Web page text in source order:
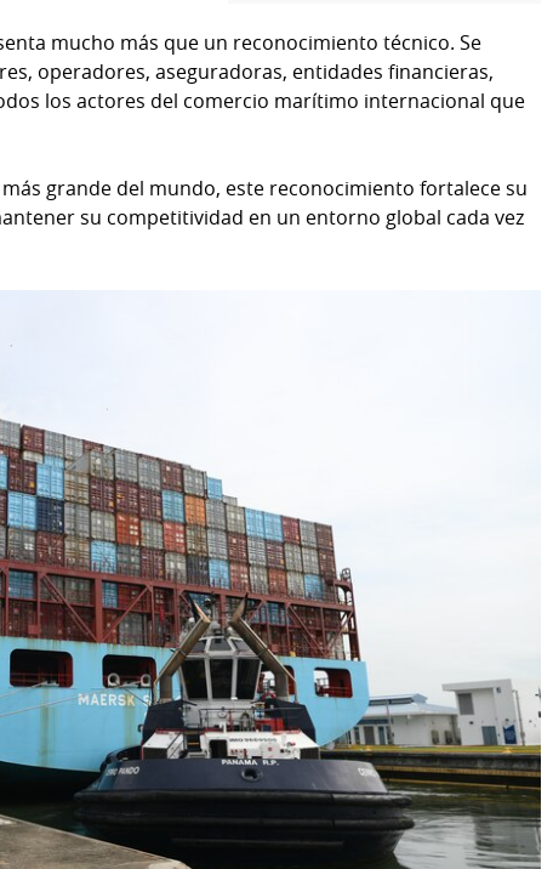
mucho más que un reconocimiento técnico. Se
operadores, aseguradoras, entidades financieras,
los actores del comercio marítimo internacional que
grande del mundo, este reconocimiento fortalece su
su competitividad en un entorno global cada vez